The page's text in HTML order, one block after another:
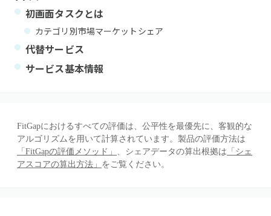
初画面タスクとは
カテゴリ別市場マーケットシェア
代替サービス
サービス基本情報
FitGapにおけるすべての評価は、公平性を最優先に、客観的な
アルゴリズムを用いて計算されています。製品の評価方法は
「FitGapの評価メソッド」 、シェアデータの算出根拠は 「シェ
アスコアの算出方法」 をご覧ください。